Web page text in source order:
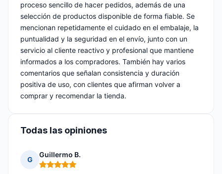
proceso sencillo de hacer pedidos, además de una
selección de productos disponible de forma fiable. Se
mencionan repetidamente el cuidado en el embalaje, la
puntualidad y la seguridad en el envío, junto con un
servicio al cliente reactivo y profesional que mantiene
informados a los compradores. También hay varios
comentarios que señalan consistencia y duración
positiva de uso, con clientes que afirman volver a
comprar y recomendar la tienda.
Todas las opiniones
G
Guillermo B.
Nota: 5 de 5